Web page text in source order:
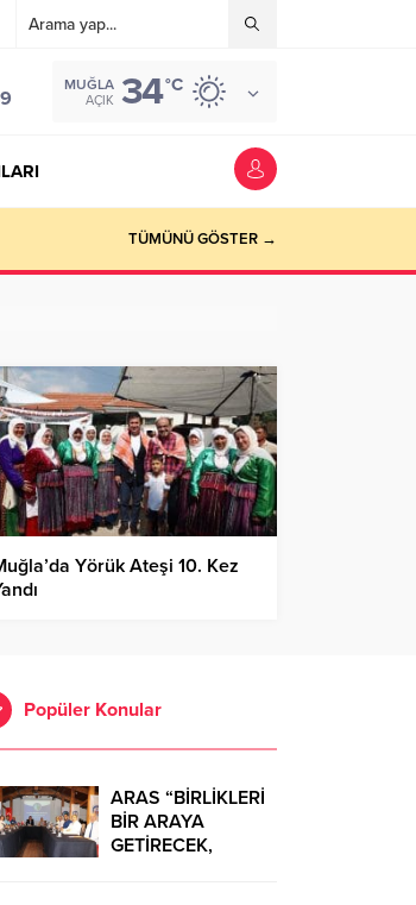
MUĞLA
AÇIK 34°C
TÜMÜNÜ GÖSTER →
Yörük Ateşi 10. Kez
Popüler Konular
ARAS “BİRLİKLERİ
BİR ARAYA
GETİRECEK,